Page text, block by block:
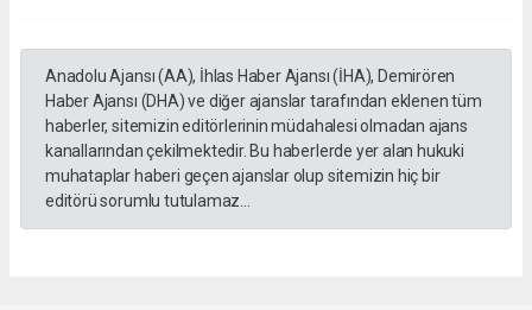
Anadolu Ajansı (AA), İhlas Haber Ajansı (İHA), Demirören
Haber Ajansı (DHA) ve diğer ajanslar tarafından eklenen tüm
haberler, sitemizin editörlerinin müdahalesi olmadan ajans
kanallarından çekilmektedir. Bu haberlerde yer alan hukuki
muhataplar haberi geçen ajanslar olup sitemizin hiç bir
editörü sorumlu tutulamaz...